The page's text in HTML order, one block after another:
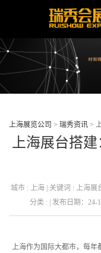
上海展览公司 > 瑞秀资讯 >
上海展台搭
城市 : 上海 | 关键词 : 上海
分类 : | 发布日期：24-
上海作为国际大都市，每年